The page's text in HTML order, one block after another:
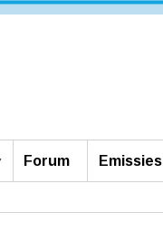
Forum Emissies